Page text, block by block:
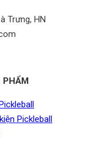
Trưng, HN
PHẨM
Pickleball